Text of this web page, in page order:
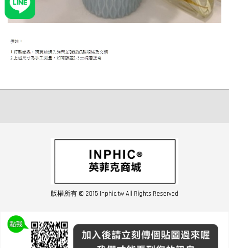
版權所有 © 2015 Inphic.tw All Rights Reserved
友站連結inphic營業設備
聯絡我們 02-28852016 如遇商品缺貨或數量不足請與客服聯繫